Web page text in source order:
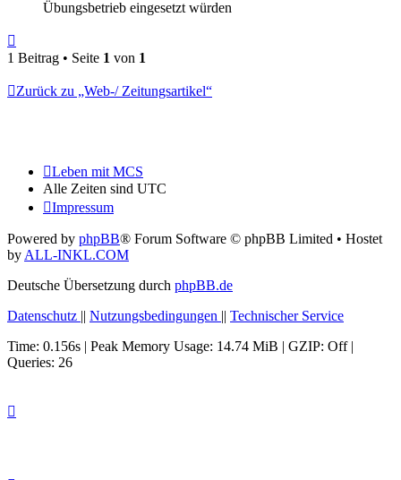
Übungsbetrieb eingesetzt würden
oben
1 Beitrag • Seite 1 von 1
Zurück zu „Web-/ Zeitungsartikel“
Leben mit MCS
Alle Zeiten sind UTC
Impressum
Powered by phpBB® Forum Software © phpBB Limited • Hostet
by ALL-INKL.COM
Deutsche Übersetzung durch phpBB.de
Datenschutz || Nutzungsbedingungen || Technischer Service
Time: 0.156s | Peak Memory Usage: 14.74 MiB | GZIP: Off |
Queries: 26